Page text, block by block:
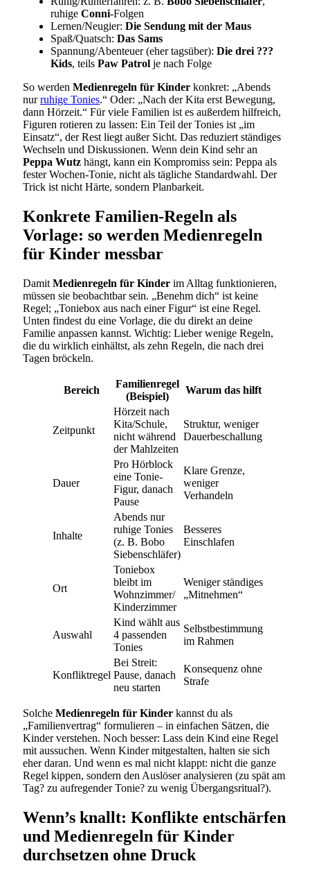
ruhige Conni-Folgen
Lernen/Neugier: Die Sendung mit der Maus
Spaß/Quatsch: Das Sams
Spannung/Abenteuer (eher tagsüber): Die drei ???
Kids, teils Paw Patrol je nach Folge
So werden Medienregeln für Kinder konkret: „Abends
nurruhige Tonies.“ Oder: „Nach der Kita erst Bewegung,
dann Hörzeit.“ Für viele Familien ist es außerdem hilfreich,
Figuren rotieren zu lassen: Ein Teil der Tonies ist „im
Einsatz“, der Rest liegt außer Sicht. Das reduziert ständiges
Wechseln und Diskussionen. Wenn dein Kind sehr an
Peppa Wutz hängt, kann ein Kompromiss sein: Peppa als
fester Wochen-Tonie, nicht als tägliche Standardwahl. Der
Trick ist nicht Härte, sondern Planbarkeit.
Konkrete Familien-Regeln als
Vorlage: so werden Medienregeln
für Kinder messbar
Damit Medienregeln für Kinder im Alltag funktionieren,
müssen sie beobachtbar sein. „Benehm dich“ ist keine
Regel; „Toniebox aus nach einer Figur“ ist eine Regel.
Unten findest du eine Vorlage, die du direkt an deine
Familie anpassen kannst. Wichtig: Lieber wenige Regeln,
die du wirklich einhältst, als zehn Regeln, die nach drei
Tagen bröckeln.
Bereich
Familienregel
(Beispiel)
Warum das hilft
Zeitpunkt
Hörzeit nach
Kita/Schule,
nicht während
der Mahlzeiten
Struktur, weniger
Dauerbeschallung
Dauer
Pro Hörblock
eine Tonie-
Figur, danach
Pause
Klare Grenze,
weniger
Verhandeln
Inhalte
Abends nur
ruhige Tonies
(z. B. Bobo
Siebenschläfer)
Besseres
Einschlafen
Ort
Toniebox
bleibt im
Wohnzimmer/
Kinderzimmer
Weniger ständiges
„Mitnehmen“
Auswahl
Kind wählt aus
4 passenden
Tonies
Selbstbestimmung
im Rahmen
Konfliktregel
Bei Streit:
Pause, danach
neu starten
Konsequenz ohne
Strafe
Solche Medienregeln für Kinder kannst du als
„Familienvertrag“ formulieren – in einfachen Sätzen, die
Kinder verstehen. Noch besser: Lass dein Kind eine Regel
mit aussuchen. Wenn Kinder mitgestalten, halten sie sich
eher daran. Und wenn es mal nicht klappt: nicht die ganze
Regel kippen, sondern den Auslöser analysieren (zu spät am
Tag? zu aufregender Tonie? zu wenig Übergangsritual?).
Wenn’s knallt: Konflikte entschärfen
und Medienregeln für Kinder
durchsetzen ohne Druck